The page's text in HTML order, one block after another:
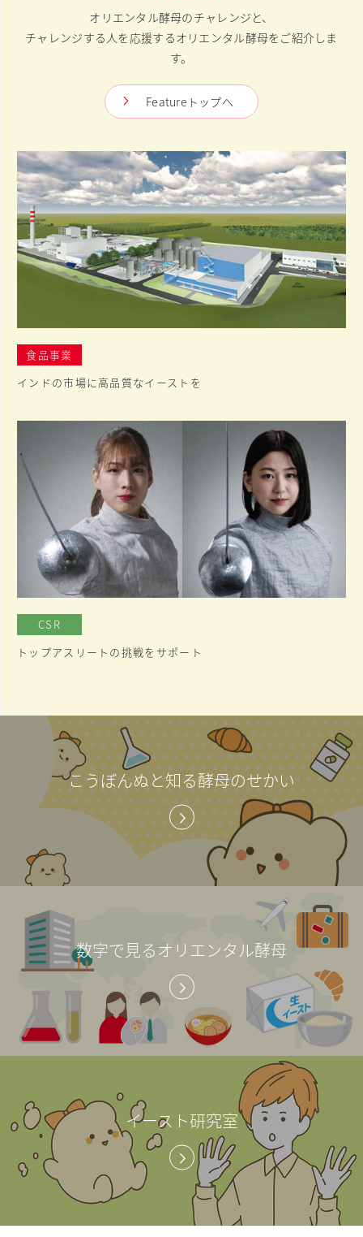
オリエンタル酵母のチャレンジと、
チャレンジする人を応援するオリエンタル酵母をご紹介しま
す。
Featureトップへ
食品事業
インドの市場に高品質なイーストを
CSR
トップアスリートの挑戦をサポート
こうぼんぬと知る酵母のせかい
数字で見るオリエンタル酵母
イースト研究室